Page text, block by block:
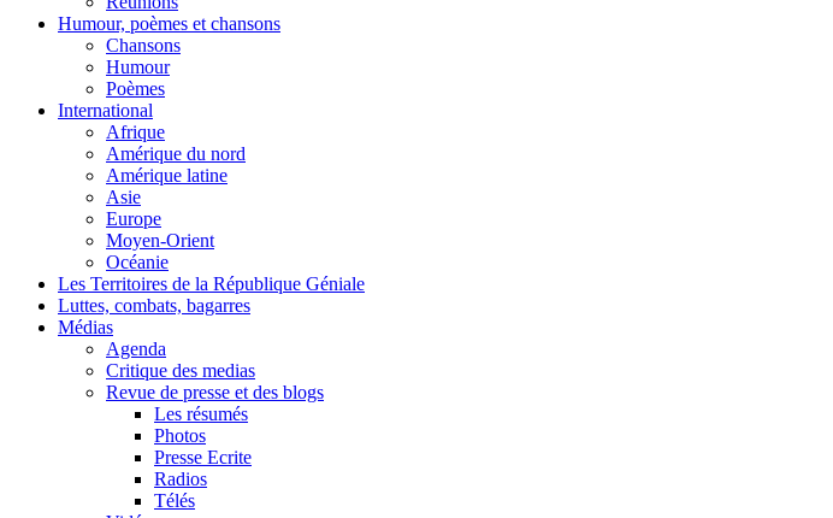
Humour, poèmes et chansons
Chansons
Humour
Poèmes
International
Afrique
Amérique du nord
Amérique latine
Asie
Europe
Moyen-Orient
Océanie
Les Territoires de la République Géniale
Luttes, combats, bagarres
Médias
Agenda
Critique des medias
Revue de presse et des blogs
Les résumés
Photos
Presse Ecrite
Radios
Télés